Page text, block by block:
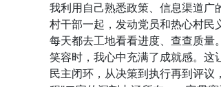
我利用自己熟悉政策、信息渠道广
村干部一起，发动党员和热心村民
每天都去工地看看进度、查查质量
笑容时，我心中充满了成就感。这
民主闭环，从决策到执行再到评议